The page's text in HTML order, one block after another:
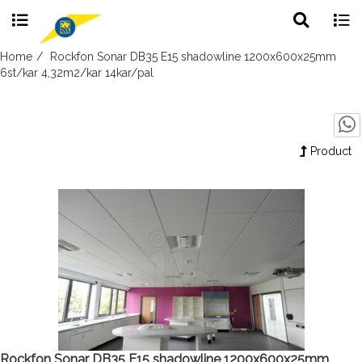
Skip
to
search
Home
Rockfon Sonar DB35 E15 shadowline 1200x600x25mm
6st/kar 4,32m2/kar 14kar/pal
Product